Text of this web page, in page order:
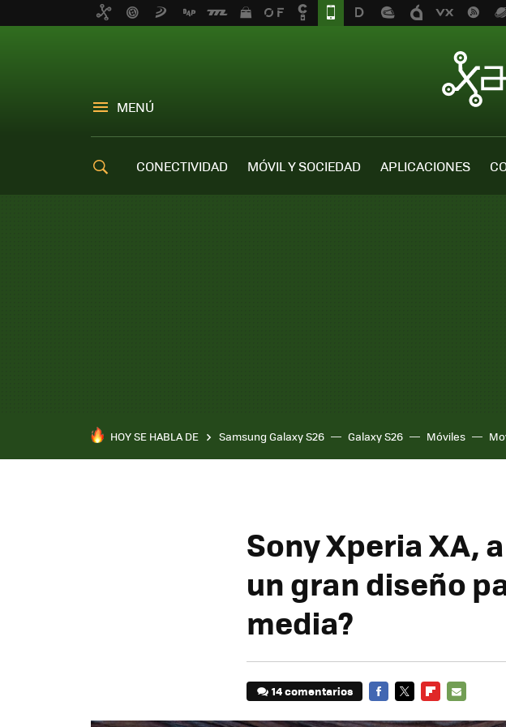
MENÚ
CONECTIVIDAD MÓVIL Y SOCIEDAD APLICACIONES
HOY SE HABLA DE Samsung Galaxy S26 Galaxy S26 Móviles
Sony Xperia XA,
un gran diseño
media?
14 comentarios